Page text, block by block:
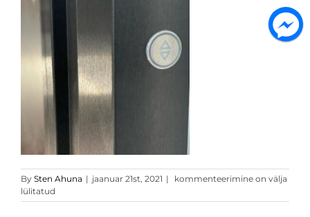
By Sten Ahuna | jaanuar 21st, 2021 |
harjatud
must
kommenteerimine on välja
lülitatud